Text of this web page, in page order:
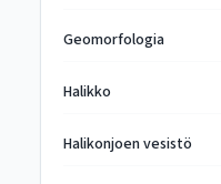
Geomorfologia
Halikko
Halikonjoen vesistö